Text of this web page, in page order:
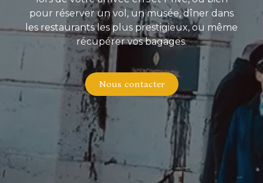
pour réserver un vol, un musée, dîner dans
les restaurants les plus prestigieux, ou même
récupérer vos bagages.
Nous contacter